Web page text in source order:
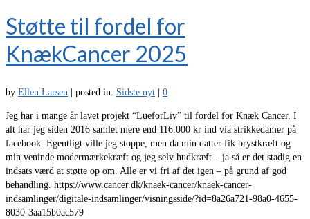
Støtte til fordel for
KnækCancer 2025
by Ellen Larsen posted in: Sidste nyt 0
Jeg har i mange år lavet projekt “LueforLiv” til fordel for Knæk Cancer. I
alt har jeg siden 2016 samlet mere end 116.000 kr ind via strikkedamer på
facebook. Egentligt ville jeg stoppe, men da min datter fik brystkræft og
min veninde modermærkekræft og jeg selv hudkræft – ja så er det stadig en
indsats værd at støtte op om. Alle er vi fri af det igen – på grund af god
behandling. https://www.cancer.dk/knaek-cancer/knaek-cancer-
indsamlinger/digitale-indsamlinger/visningsside/?id=8a26a721-98a0-4655-
8030-3aa15b0ac579